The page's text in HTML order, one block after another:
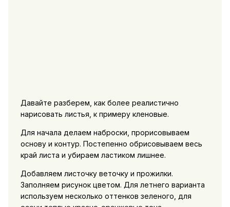
Давайте разберем, как более реалистично
нарисовать листья, к примеру кленовые.
Для начала делаем наброски, прорисовываем
основу и контур. Постепенно обрисовываем весь
край листа и убираем ластиком лишнее.
Добавляем листочку веточку и прожилки.
Заполняем рисунок цветом. Для летнего варианта
используем несколько оттенков зеленого, для